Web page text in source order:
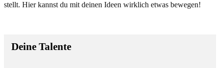
stellt. Hier kannst du mit deinen Ideen wirklich etwas bewegen!
Deine Talente